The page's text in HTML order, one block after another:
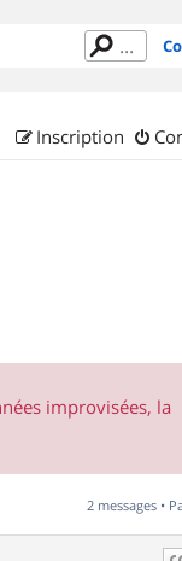
Inscription
improvisées, la
2 messages •